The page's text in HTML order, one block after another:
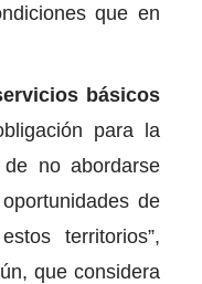
que en
básicos
para la
no abordarse
de
territorios”,
que considera